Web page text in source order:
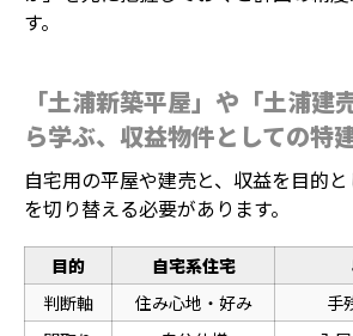
す。
「土浦新築平屋」や「土浦建
ら学ぶ、収益物件としての特
自宅用の平屋や建売と、収益を目的
を切り替える必要があります。
目的 自宅系住宅
判断軸
住み心地・好み
手